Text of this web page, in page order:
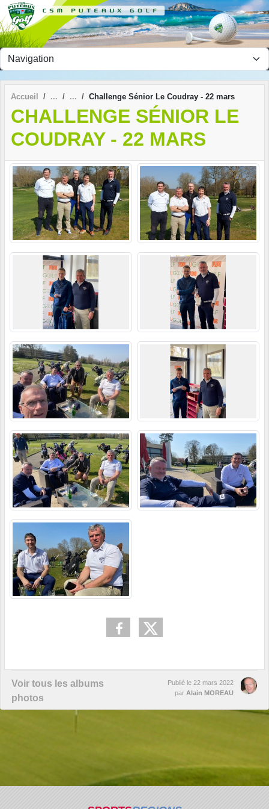
Accueil Challenge Sénior Le Coudray - 22 mars
CHALLENGE SÉNIOR LE
COUDRAY - 22 MARS
Voir tous les albums
photos
Publié le 22 mars 2022
par Alain MOREAU
Panneau de gestion des cookies